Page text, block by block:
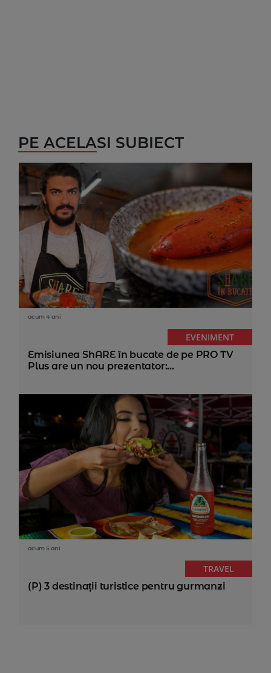
PE ACELASI SUBIECT
acum 4 ani
EVENIMENT
Emisiunea ShARE în bucate de pe PRO TV
Plus are un nou prezentator:...
acum 5 ani
TRAVEL
(P) 3 destinații turistice pentru gurmanzi